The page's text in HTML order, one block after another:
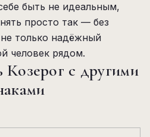
быть не идеальным,
просто так — без
только надёжный
человек рядом.
Козерог с другими